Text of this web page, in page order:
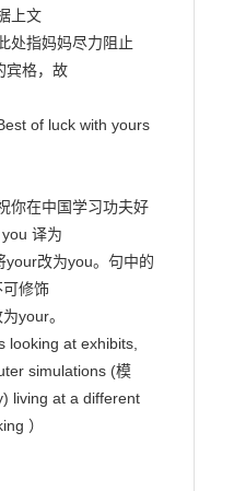
上文
处指妈妈尽力阻止
宾格，故
of luck with yours
你在中国学习功夫好
译为
your改为you。句中的
修饰
your。
looking at exhibits,
simulations (模
living at a different
）